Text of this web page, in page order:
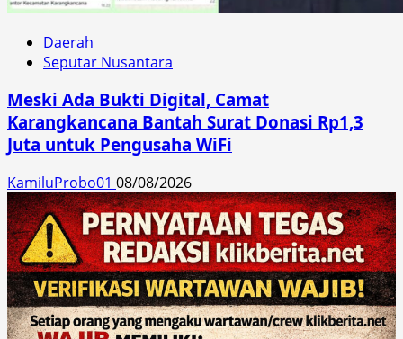
Daerah
Seputar Nusantara
Meski Ada Bukti Digital, Camat
Karangkancana Bantah Surat Donasi Rp1,3
Juta untuk Pengusaha WiFi
KamiluProbo01 08/08/2026